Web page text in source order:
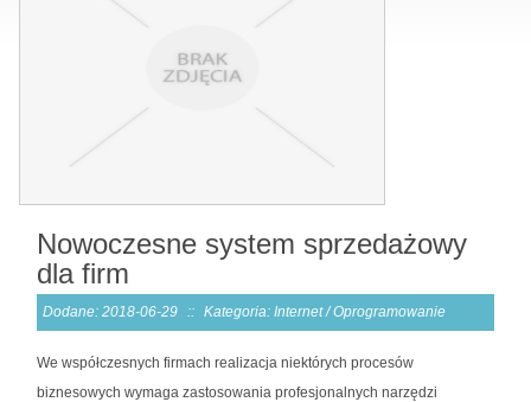
Nowoczesne system sprzedażowy
dla firm
Dodane: 2018-06-29 :: Kategoria: Internet / Oprogramowanie
We współczesnych firmach realizacja niektórych procesów
biznesowych wymaga zastosowania profesjonalnych narzędzi